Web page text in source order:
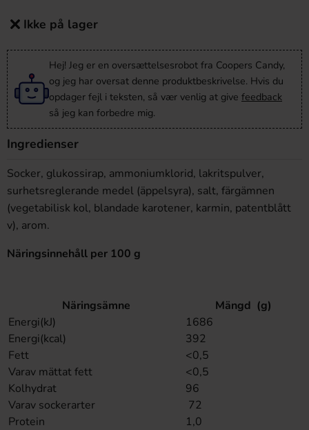
Ikke på lager
Hej! Jeg er en oversættelsesrobot fra Coopers Candy,
og jeg har oversat denne produktbeskrivelse. Hvis du
opdager fejl i teksten, så vær venlig at give feedback
så jeg kan forbedre mig.
Ingredienser
Socker, glukossirap, ammoniumklorid, lakritspulver,
surhetsreglerande medel (äppelsyra), salt, färgämnen
(vegetabilisk kol, blandade karotener, karmin, patentblått
v), arom.
Näringsinnehåll per 100 g
Näringsämne
Mängd (g)
Energi(kJ)
1686
Energi(kcal)
392
Fett
<0,5
Varav mättat fett
<0,5
Kolhydrat
96
Varav sockerarter
72
Protein
1,0